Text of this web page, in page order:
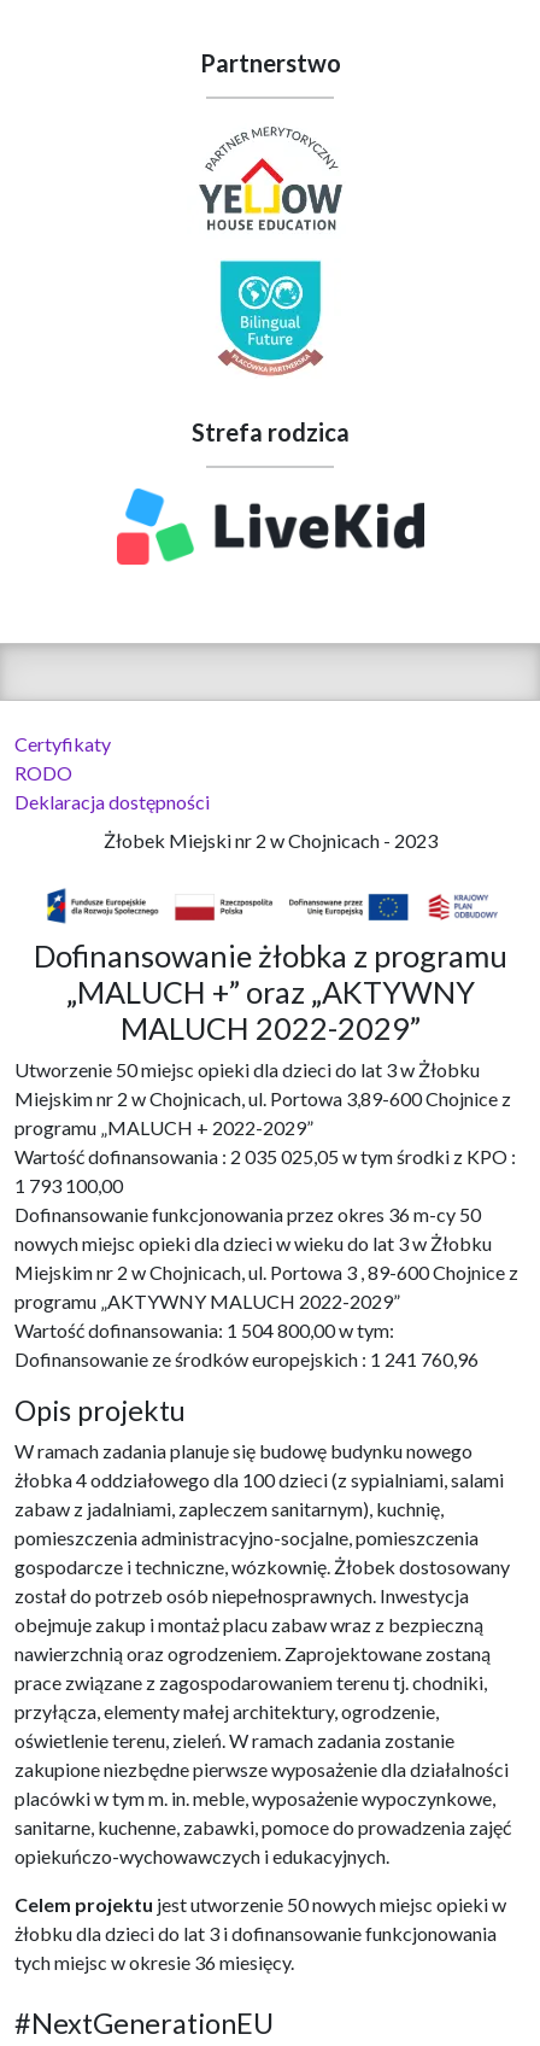
Partnerstwo
Strefa rodzica
Certyfikaty
RODO
Deklaracja dostępności
Żłobek Miejski nr 2 w Chojnicach - 2023
Dofinansowanie żłobka z programu
„MALUCH +” oraz „AKTYWNY
MALUCH 2022-2029”
Utworzenie 50 miejsc opieki dla dzieci do lat 3 w Żłobku
Miejskim nr 2 w Chojnicach, ul. Portowa 3,89-600 Chojnice z
programu „MALUCH + 2022-2029”
Wartość dofinansowania : 2 035 025,05 w tym środki z KPO :
1 793 100,00
Dofinansowanie funkcjonowania przez okres 36 m-cy 50
nowych miejsc opieki dla dzieci w wieku do lat 3 w Żłobku
Miejskim nr 2 w Chojnicach, ul. Portowa 3 , 89-600 Chojnice z
programu „AKTYWNY MALUCH 2022-2029”
Wartość dofinansowania: 1 504 800,00 w tym:
Dofinansowanie ze środków europejskich : 1 241 760,96
Opis projektu
W ramach zadania planuje się budowę budynku nowego
żłobka 4 oddziałowego dla 100 dzieci (z sypialniami, salami
zabaw z jadalniami, zapleczem sanitarnym), kuchnię,
pomieszczenia administracyjno-socjalne, pomieszczenia
gospodarcze i techniczne, wózkownię. Żłobek dostosowany
został do potrzeb osób niepełnosprawnych. Inwestycja
obejmuje zakup i montaż placu zabaw wraz z bezpieczną
nawierzchnią oraz ogrodzeniem. Zaprojektowane zostaną
prace związane z zagospodarowaniem terenu tj. chodniki,
przyłącza, elementy małej architektury, ogrodzenie,
oświetlenie terenu, zieleń. W ramach zadania zostanie
zakupione niezbędne pierwsze wyposażenie dla działalności
placówki w tym m. in. meble, wyposażenie wypoczynkowe,
sanitarne, kuchenne, zabawki, pomoce do prowadzenia zajęć
opiekuńczo-wychowawczych i edukacyjnych.
Celem projektu jest utworzenie 50 nowych miejsc opieki w
żłobku dla dzieci do lat 3 i dofinansowanie funkcjonowania
tych miejsc w okresie 36 miesięcy.
#NextGenerationEU